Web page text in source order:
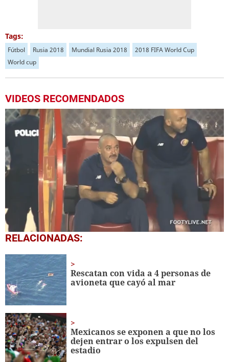
Tags:
Fútbol Rusia 2018 Mundial Rusia 2018
2018 FIFA World Cup
World cup
VIDEOS RECOMENDADOS
0
seconds
minutes,
41
seconds
RELACIONADAS:
Rescatan con vida a 4 personas de
avioneta que cayó al mar
Mexicanos se exponen a que no los
dejen entrar o los expulsen del
estadio